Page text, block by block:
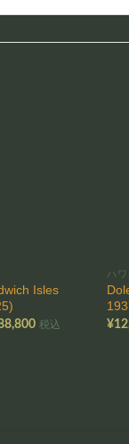
Isles
価税込
ハワ
¥